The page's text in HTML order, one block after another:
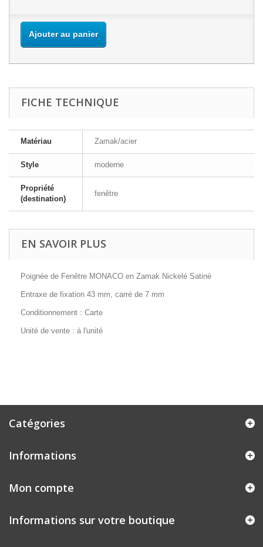
Ajouter au panier
FICHE TECHNIQUE
Matériau Zamak/acier
Style moderne
Propriété
(destination)
fenêtre
EN SAVOIR PLUS
Poignée de Fenêtre MONACO en Zamak Nickelé Satiné
Entraxe de fixation 43 mm, carré de 7 mm
Conditionnement : Carte
Unité de vente : à l'unité
Catégories
Informations
Mon compte
Informations sur votre boutique